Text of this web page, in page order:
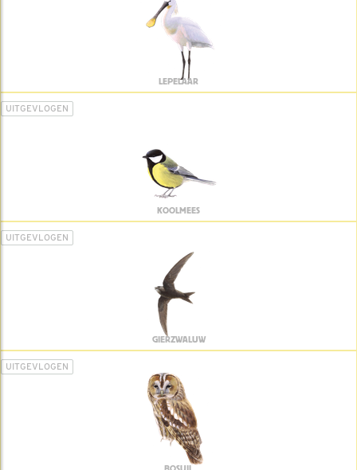
LEPELAAR
UITGEVLOGEN
KOOLMEES
UITGEVLOGEN
GIERZWALUW
UITGEVLOGEN